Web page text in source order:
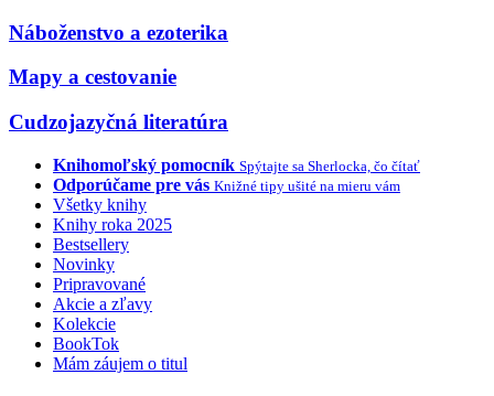
Náboženstvo a ezoterika
Mapy a cestovanie
Cudzojazyčná literatúra
Knihomoľský pomocník Spýtajte sa Sherlocka, čo čítať
Odporúčame pre vás Knižné tipy ušité na mieru vám
Všetky knihy
Knihy roka 2025
Bestsellery
Novinky
Pripravované
Akcie a zľavy
Kolekcie
BookTok
Mám záujem o titul